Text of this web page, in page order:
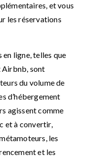
et vous
les réservations
en ligne, telles que
Airbnb, sont
du volume de
d’hébergement
agissent comme
et à convertir,
les
et les